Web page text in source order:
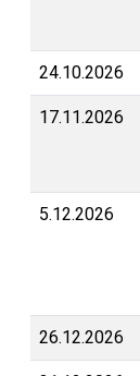
24.10.2026
17.11.2026
5.12.2026
26.12.2026